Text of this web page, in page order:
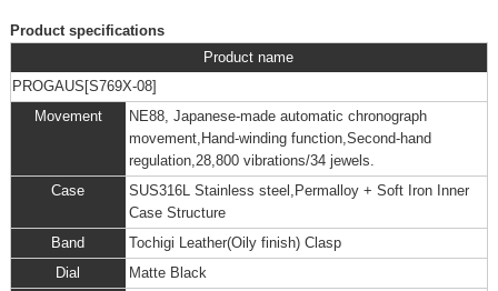
Product specifications
Product name
PROGAUS[S769X-08]
Movement
NE88, Japanese-made automatic chronograph
movement,Hand-winding function,Second-hand
regulation,28,800 vibrations/34 jewels.
Case
SUS316L Stainless steel,Permalloy + Soft Iron Inner
Case Structure
Band
Tochigi Leather(Oily finish) Clasp
Dial
Matte Black